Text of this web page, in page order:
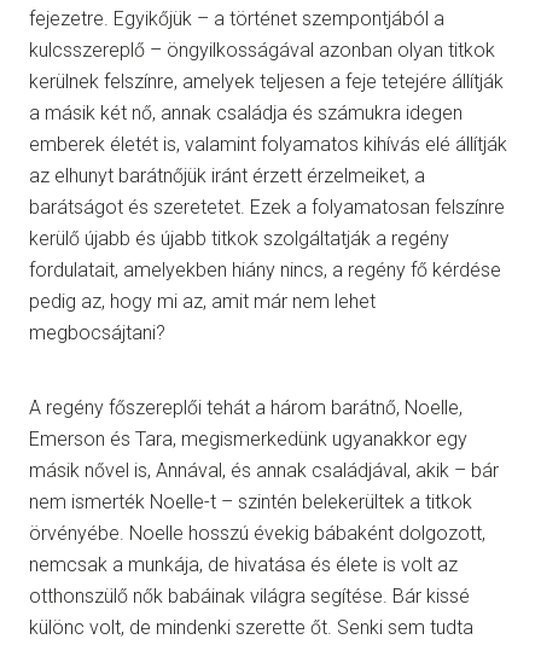
fejezetre. Egyikőjük – a történet szempontjából a
kulcsszereplő – öngyilkosságával azonban olyan titkok
kerülnek felszínre, amelyek teljesen a feje tetejére állítják
a másik két nő, annak családja és számukra idegen
emberek életét is, valamint folyamatos kihívás elé állítják
az elhunyt barátnőjük iránt érzett érzelmeiket, a
barátságot és szeretetet. Ezek a folyamatosan felszínre
kerülő újabb és újabb titkok szolgáltatják a regény
fordulatait, amelyekben hiány nincs, a regény fő kérdése
pedig az, hogy mi az, amit már nem lehet
megbocsájtani?
A regény főszereplői tehát a három barátnő, Noelle,
Emerson és Tara, megismerkedünk ugyanakkor egy
másik nővel is, Annával, és annak családjával, akik – bár
nem ismerték Noelle-t – szintén belekerültek a titkok
örvényébe. Noelle hosszú évekig bábaként dolgozott,
nemcsak a munkája, de hivatása és élete is volt az
otthonszülő nők babáinak világra segítése. Bár kissé
különc volt, de mindenki szerette őt. Senki sem tudta